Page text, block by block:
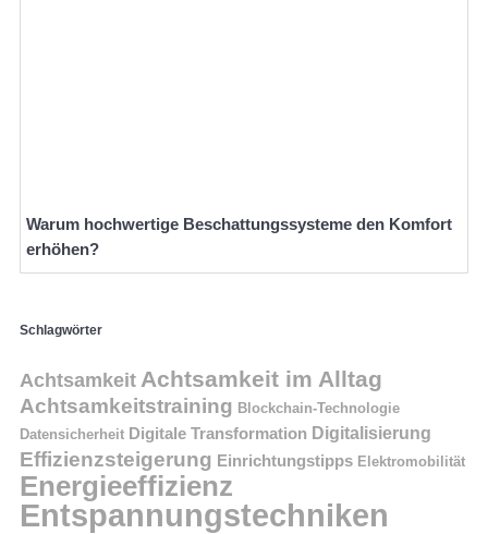
Warum hochwertige Beschattungssysteme den Komfort
erhöhen?
Schlagwörter
Achtsamkeit Achtsamkeit im Alltag
Achtsamkeitstraining Blockchain-Technologie
Datensicherheit Digitale Transformation Digitalisierung
Effizienzsteigerung Einrichtungstipps Elektromobilität
Energieeffizienz
Entspannungstechniken